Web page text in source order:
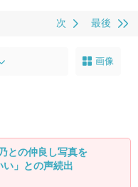
最後
次
画像
との仲良し写真を
」との声続出